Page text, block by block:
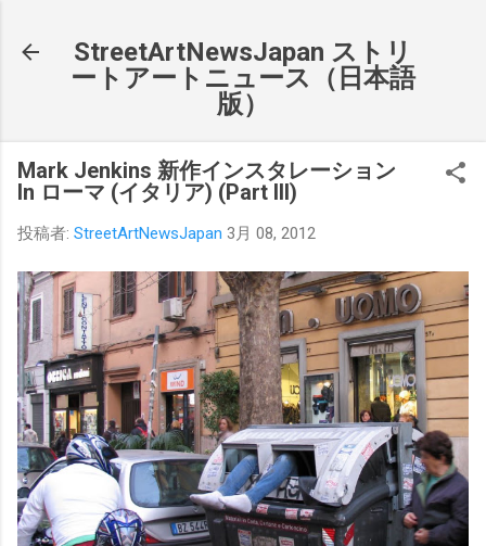
StreetArtNewsJapan ストリ
ートアートニュース（日本語
版）
Mark Jenkins 新作インスタレーション
In ローマ (イタリア) (Part III)
投稿者: StreetArtNewsJapan 3月 08, 2012